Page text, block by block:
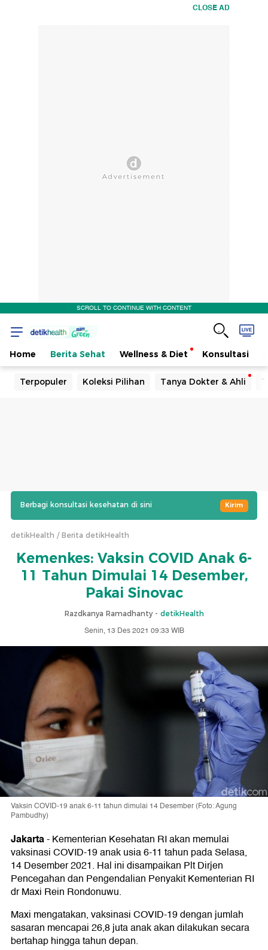
CLOSE AD
SCROLL TO CONTINUE WITH CONTENT
Home Berita Sehat Wellness & Diet Konsultasi
Terpopuler Koleksi Pilihan Tanya Dokter & Ahli
Berbagi konsultasi kesehatan di sini Kirim
detikHealth Berita detikHealth
Kemenkes: Vaksin COVID Anak 6-
11 Tahun Dimulai 14 Desember,
Pakai Sinovac
Razdkanya Ramadhanty - detikHealth
Senin, 13 Des 2021 09:33 WIB
Vaksin COVID-19 anak 6-11 tahun dimulai 14 Desember (Foto: Agung
Pambudhy)
Jakarta-Kementerian Kesehatan RI akan memulai
vaksinasi COVID-19 anak usia 6-11 tahun pada Selasa,
14 Desember 2021. Hal ini disampaikan Plt Dirjen
Pencegahan dan Pengendalian Penyakit Kementerian RI
dr Maxi Rein Rondonuwu.
Maxi mengatakan, vaksinasi COVID-19 dengan jumlah
sasaran mencapai 26,8 juta anak akan dilakukan secara
bertahap hingga tahun depan.